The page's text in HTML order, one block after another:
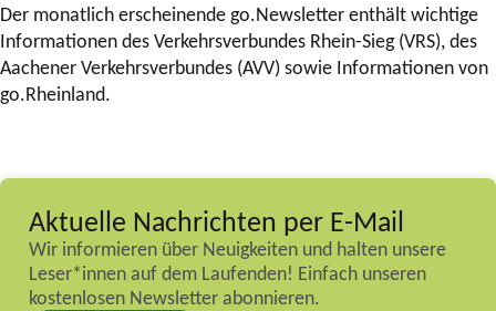
Der monatlich erscheinende go.Newsletter enthält wichtige
Informationen des Verkehrsverbundes Rhein-Sieg (VRS), des
Aachener Verkehrsverbundes (AVV) sowie Informationen von
go.Rheinland.
Aktuelle Nachrichten per E-Mail
Wir informieren über Neuigkeiten und halten unsere
Leser*innen auf dem Laufenden! Einfach unseren
kostenlosen Newsletter abonnieren.